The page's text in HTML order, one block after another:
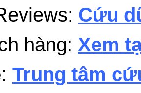
Cứu
hàng: Xem
: Trung tâm